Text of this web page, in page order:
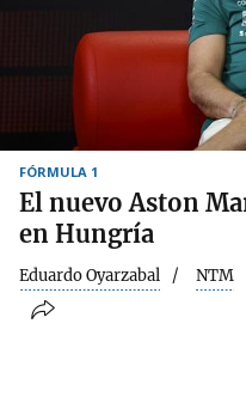
FÓRMULA 1
El nuevo Aston
en Hungría
Eduardo Oyarzabal NTM